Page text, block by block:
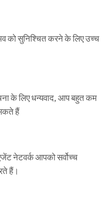
को सुनिश्चित करने के लिए उच्च
के लिए धन्यवाद, आप बहुत कम
हैं
एजेंट नेटवर्क आपको सर्वोच्च
हैं।